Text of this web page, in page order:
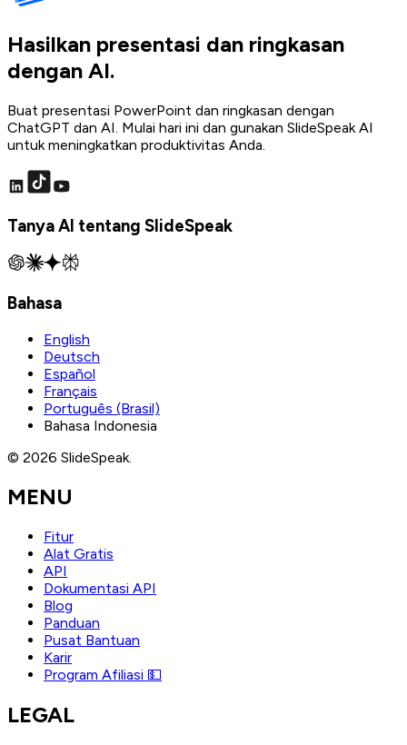
Hasilkan presentasi dan ringkasan
dengan AI.
Buat presentasi PowerPoint dan ringkasan dengan
ChatGPT dan AI. Mulai hari ini dan gunakan SlideSpeak AI
untuk meningkatkan produktivitas Anda.
Tanya AI tentang SlideSpeak
Bahasa
English
Deutsch
Español
Français
Português (Brasil)
Bahasa Indonesia
© 2026 SlideSpeak.
MENU
Fitur
Alat Gratis
API
Dokumentasi API
Blog
Panduan
Pusat Bantuan
Karir
Program Afiliasi 💵
LEGAL